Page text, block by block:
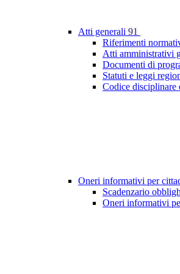
Atti generali 91
Riferimenti
Atti amministrativi
Documenti di
Statuti e leggi
Codice disciplinare
Oneri informativi per
Scadenzario
Oneri informativi